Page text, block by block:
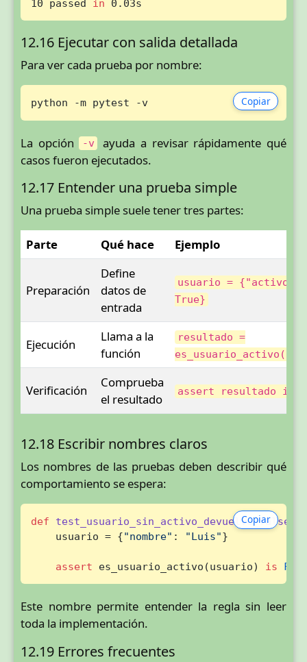
10 passed in 0.03s
12.16 Ejecutar con salida detallada
Para ver cada prueba por nombre:
Copiar
python -m pytest -v
La opción -v
ayuda a revisar rápidamente qué
casos fueron ejecutados.
12.17 Entender una prueba simple
Una prueba simple suele tener tres partes:
Parte Qué hace Ejemplo
Preparación
Define
datos de
entrada
usuario = {"activo":
True}
Ejecución
Llama a la
función
resultado =
Verificación
Comprueba
el resultado
assert resultado is
12.18 Escribir nombres claros
Los nombres de las pruebas deben describir qué
comportamiento se espera:
Copiar
def test_usuario_sin_activo_devuelve_false
    usuario = {
"nombre" : "Luis"}
assert es_usuario_activo(usuario) is
Este nombre permite entender la regla sin leer
toda la implementación.
12.19 Errores frecuentes